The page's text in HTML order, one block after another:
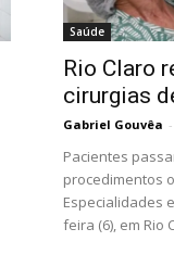
Saúde
Rio Claro
cirurgias
Gabriel Gouvêa -
Pacientes
procedimentos
Especialidades
feira (6), em Rio